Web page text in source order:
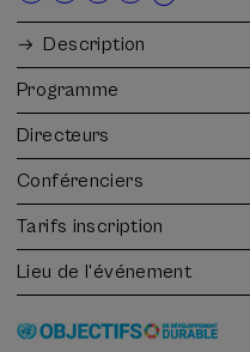
Description
Programme
Directeurs
Conférenciers
Tarifs inscription
Lieu de l'événement